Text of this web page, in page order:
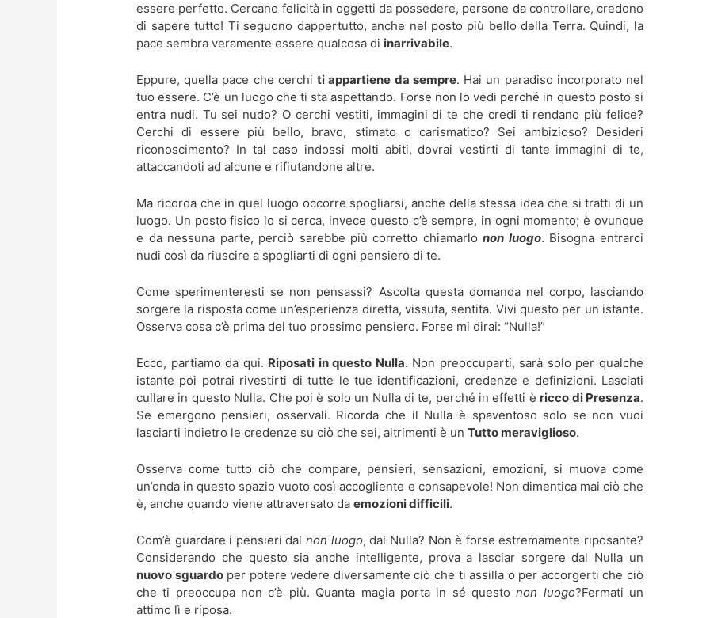
essere perfetto. Cercano felicità in oggetti da possedere, persone da controllare, credono
di sapere tutto! Ti seguono dappertutto, anche nel posto più bello della Terra. Quindi, la
pace sembra veramente essere qualcosa di inarrivabile.
Eppure, quella pace che cerchiti appartiene da sempre. Hai un paradiso incorporato nel
tuo essere. C’è un luogo che ti sta aspettando. Forse non lo vedi perché in questo posto si
entra nudi. Tu sei nudo? O cerchi vestiti, immagini di te che credi ti rendano più felice?
Cerchi di essere più bello, bravo, stimato o carismatico? Sei ambizioso? Desideri
riconoscimento? In tal caso indossi molti abiti, dovrai vestirti di tante immagini di te,
attaccandoti ad alcune e rifiutandone altre.
Ma ricorda che in quel luogo occorre spogliarsi, anche della stessa idea che si tratti di un
luogo. Un posto fisico lo si cerca, invece questo c’è sempre, in ogni momento; è ovunque
e da nessuna parte, perciò sarebbe più corretto chiamarlonon luogo. Bisogna entrarci
nudi così da riuscire a spogliarti di ogni pensiero di te.
Come sperimenteresti se non pensassi? Ascolta questa domanda nel corpo, lasciando
sorgere la risposta come un’esperienza diretta, vissuta, sentita. Vivi questo per un istante.
Osserva cosa c’è prima del tuo prossimo pensiero. Forse mi dirai: “Nulla!”
Ecco, partiamo da qui. Riposati in questo Nulla. Non preoccuparti, sarà solo per qualche
istante poi potrai rivestirti di tutte le tue identificazioni, credenze e definizioni. Lasciati
cullare in questo Nulla. Che poi è solo un Nulla di te, perché in effetti è ricco di Presenza.
Se emergono pensieri, osservali. Ricorda che il Nulla è spaventoso solo se non vuoi
lasciarti indietro le credenze su ciò che sei, altrimenti è unTutto meraviglioso.
Osserva come tutto ciò che compare, pensieri, sensazioni, emozioni, si muova come
un’onda in questo spazio vuoto così accogliente e consapevole! Non dimentica mai ciò che
è, anche quando viene attraversato daemozioni difficili.
Com’è guardare i pensieri dalnon luogo, dal Nulla? Non è forse estremamente riposante?
Considerando che questo sia anche intelligente, prova a lasciar sorgere dal Nulla un
nuovo sguardoper potere vedere diversamente ciò che ti assilla o per accorgerti che ciò
che ti preoccupa non c’è più. Quanta magia porta in sé questonon luogo?Fermati un
attimo lì e riposa.